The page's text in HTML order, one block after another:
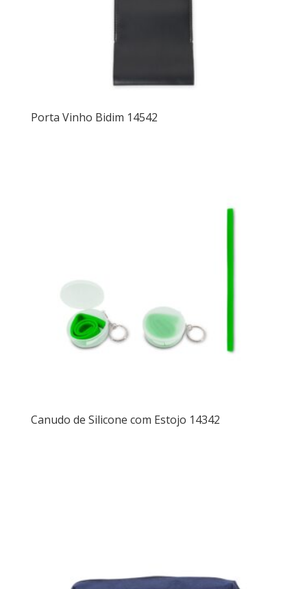
Porta Vinho Bidim 14542
Canudo de Silicone com Estojo 14342